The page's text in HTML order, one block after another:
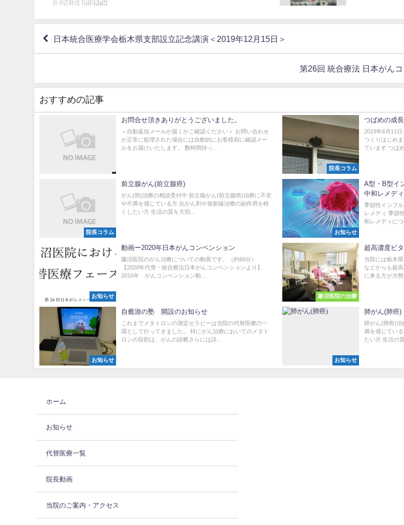
日本統合医療学会栃木県支部設立記念講演＜2019年12月15日＞
第26回 統合療法 日本がん
おすすめの記事
お問合せ頂きありがとうございました。
＜自動返信メールが届くかご確認ください＞ お問い合わせ
が正常に処理された場合には自動的にお客様宛に確認メー
ルをお届けいたします。 数時間待っ...
院長コラム
つばめの成
2019年6月11
つくりはじめ
ています つばめ
院長コラム
前立腺がん(前立腺癌)
がん(癌)治療の相談受付中 前立腺がん(前立腺癌)治療に不安
や不満を感じている方 抗がん剤や放射線治療の副作用を軽
くしたい方 生活の質を大切...
お知らせ
A型・B型イ
中和レメディ
季節性インフ
レメディ 季節
和レメディにつ
お知らせ
動画ー2020年日本がんコンベンション
藤沼医院のがん治療についての動画です。（約60分）
【2020年代替・統合療法日本がんコンベンションより】
2016年 がんコンベンション動...
藤沼医院の治療
超高濃度ビ
当院には栃木
などからも超
に来る方が大
お知らせ
自癒游の塾 開設のお知らせ
これまでメタトロンの測定セラピーは当院の代替医療の一
環として行ってきました。 特にがん治療においてのメタト
ロンの役割は、がんの診断さらには詳...
お知らせ
肺がん(肺癌)
肺がん(肺癌)治
満を感じてい
たい方 生活の
ホーム
お知らせ
代替医療一覧
院長動画
当院のご案内・アクセス